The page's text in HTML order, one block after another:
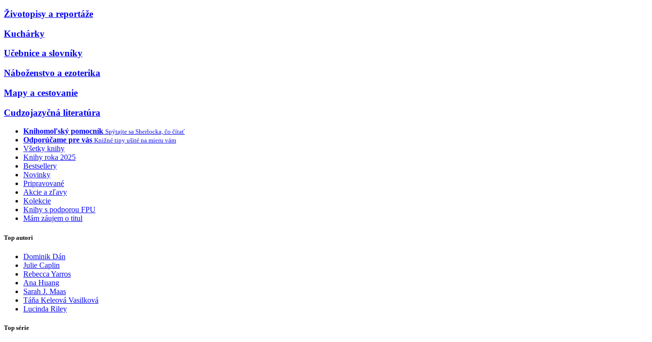
Životopisy a reportáže
Kuchárky
Učebnice a slovníky
Náboženstvo a ezoterika
Mapy a cestovanie
Cudzojazyčná literatúra
Knihomoľský pomocník Spýtajte sa Sherlocka, čo čítať
Odporúčame pre vás Knižné tipy ušité na mieru vám
Všetky knihy
Knihy roka 2025
Bestsellery
Novinky
Pripravované
Akcie a zľavy
Kolekcie
Knihy s podporou FPU
Mám záujem o titul
Top autori
Dominik Dán
Julie Caplin
Rebecca Yarros
Ana Huang
Sarah J. Maas
Táňa Keleová Vasilková
Lucinda Riley
Top série